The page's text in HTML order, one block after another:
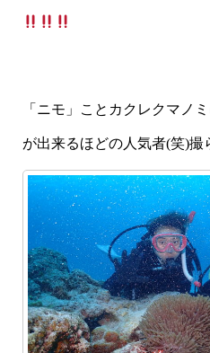
「ニモ」ことカクレクマノ
が出来るほどの人気者(笑)撮